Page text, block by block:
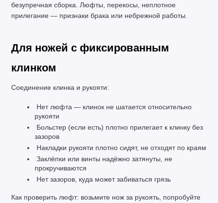
безупречная сборка. Люфты, перекосы, неплотное
прилегание — признаки брака или небрежной работы.
Для ножей с фиксированным
клинком
Соединение клинка и рукояти:
Нет люфта — клинок не шатается относительно
рукояти
Больстер (если есть) плотно прилегает к клинку без
зазоров
Накладки рукояти плотно сидят, не отходят по краям
Заклёпки или винты надёжно затянуты, не
прокручиваются
Нет зазоров, куда может забиваться грязь
Как проверить люфт: возьмите нож за рукоять, попробуйте